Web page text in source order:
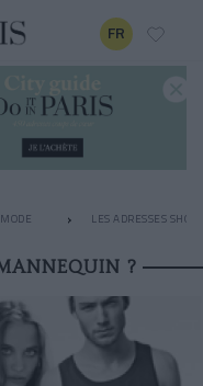
FR
LES ADRESSES
?